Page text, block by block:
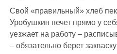
Свой «правильный» хлеб
Уробушкин печет прямо у
уезжает на работу –
– обязательно берет